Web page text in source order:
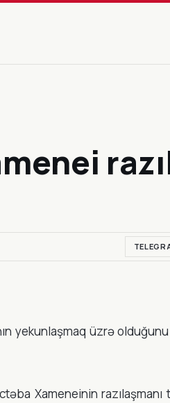
yekunlaşmaq üzrə
Xameneinin